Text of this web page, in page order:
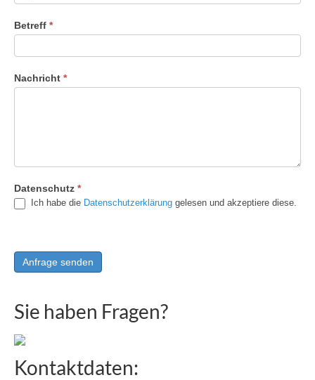
Betreff *
Nachricht *
Datenschutz *
Ich habe die Datenschutzerklärung gelesen und akzeptiere diese.
Sie haben Fragen?
Kontaktdaten: